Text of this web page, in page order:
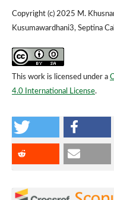
Copyright (c) 2025 M.
Kusumawardhani3, Septina
This work is licensed under a
4.0 International License.